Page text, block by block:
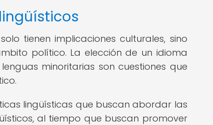
tienen implicaciones culturales, sino
político. La elección de un idioma
minoritarias son cuestiones que
lingüísticas que buscan abordar las
al tiempo que buscan promover